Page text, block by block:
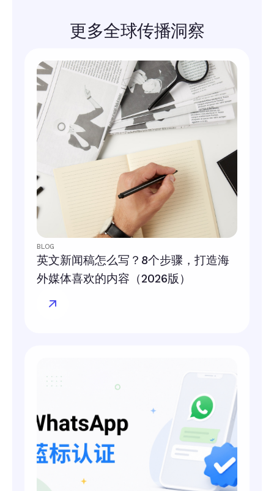
更多全球传播洞察
BLOG
英文新闻稿怎么写？8个步骤，打造海
外媒体喜欢的内容（2026版）